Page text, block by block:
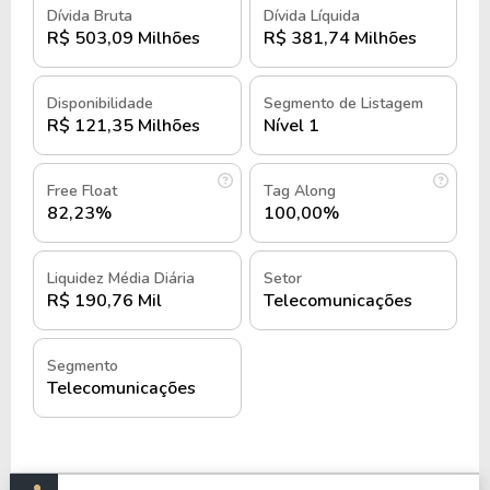
seus negócios e expandir sua presença no
ambiente virtual.
Nesse cenário, a Infracommerce posiciona-se como
uma parceira estratégica para empresas que
desejam integrar soluções de tecnologia em suas
operações.
A Infracommerce conta com uma estrutura
operacional robusta, que abrange serviços
personalizados para clientes de diferentes portes e
setores.
Classificada como uma small cap no mercado
financeiro e suas ações são negociadas na B3 sob o
tickerIFCM3e no mercado fracionário, como
Dívida Bruta
R$ 503,09 Milhões
Dívida Líquida
R$ 381,74 Milhões
Disponibilidade
R$ 121,35 Milhões
Segmento de Listagem
Nível 1
Free Float
82,23%
Tag Along
100,00%
Liquidez Média Diária
R$ 190,76 Mil
Setor
Telecomunicações
Segmento
Telecomunicações